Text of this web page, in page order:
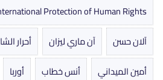
International Protection of Human Rights
آلان حسن
آن ماري ليزان أحرار الشام
أمين الميداني
أنس خطاب أوربا